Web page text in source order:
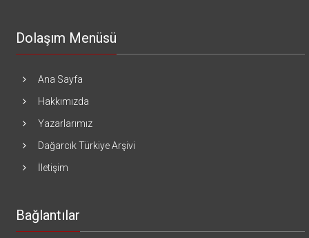
Dolaşım Menüsü
Ana Sayfa
Hakkımızda
Yazarlarımız
Dağarcık Türkiye Arşivi
İletişim
Bağlantılar